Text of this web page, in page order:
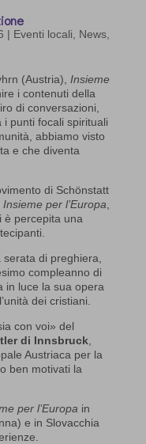
| Eventi locali News,
(Austria), Insieme
i contenuti della
di conversazioni,
i punti focali spirituali
abbiamo visto
e che diventa
di Schönstatt
Insieme per l’Europa
è percepita una
di preghiera,
compleanno di
in luce la sua opera
dei cristiani.
con voi» del
di Innsbruck
Austriaca per la
ben motivati la
per l’Europa in
e in Slovacchia